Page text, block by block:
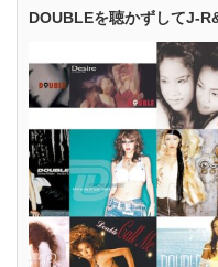
DOUBLEを聴かずしてJ-